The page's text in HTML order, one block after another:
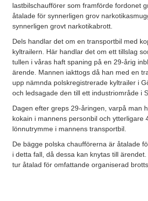
lastbilschaufförer som framförde fordonet
åtalade för synnerligen grov
synnerligen grovt narkotikabrott.
Dels handlar det om en transportbil med
kyltrailern. Här handlar det om ett tillslag
tullen i våras haft spaning på en 29-årig
ärende. Mannen iakttogs då han med en
upp nämnda polskregistrerade kyltrailer i
och ledsagade den till ett industriområde i
Dagen efter greps 29-åringen, varpå man
kokain i mannens personbil och ytterligare
lönnutrymme i mannens transportbil.
De bägge polska chaufförerna är åtalade
i detta fall, då dessa kan knytas till
tur åtalad för omfattande organiserad